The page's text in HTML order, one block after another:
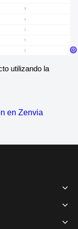
utilizando la
en Zenvia